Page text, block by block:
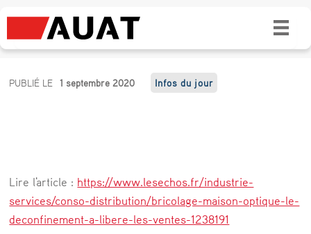
Bricolage, maison, optique : le
déconfinement a libéré les ventes
B
o
l
a
PUBLIÉ LE 1 septembre 2020 Infos du jour
Lire l'article : https://www.lesechos.fr/industrie-
services/conso-distribution/bricolage-maison-optique-le-
deconfinement-a-libere-les-ventes-1238191